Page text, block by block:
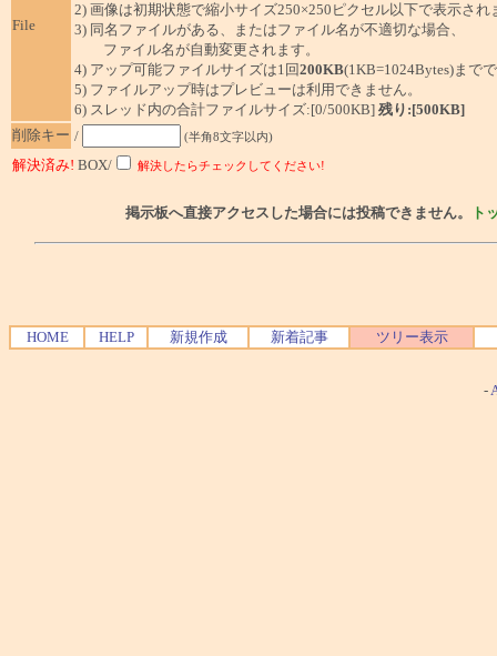
File
2) 画像は初期状態で縮小サイズ250×250ピクセル以下で表示され
3) 同名ファイルがある、またはファイル名が不適切な場合、
ファイル名が自動変更されます。
4) アップ可能ファイルサイズは1回200KB(1KB=1024Bytes)まで
5) ファイルアップ時はプレビューは利用できません。
6) スレッド内の合計ファイルサイズ:[0/500KB] 残り:[500KB]
削除キー / (半角8文字以内)
解決済み! BOX/ 解決したらチェックしてください!
掲示板へ直接アクセスした場合には投稿できません。 ト
HOME HELP 新規作成 新着記事 ツリー表示
-